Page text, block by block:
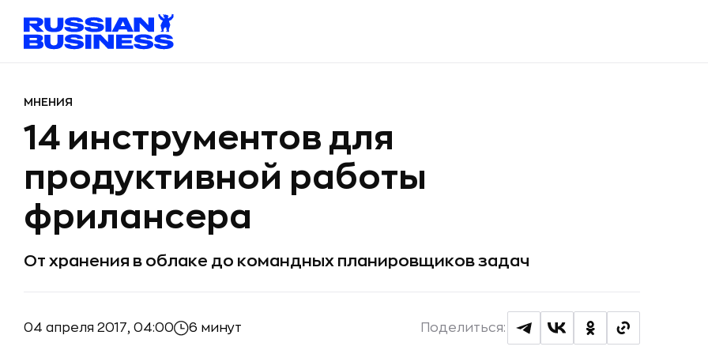
МНЕНИЯ
14 инструментов для
продуктивной работы
фрилансера
От хранения в облаке до командных планировщиков задач
04 апреля 2017, 04:00 6 минут Поделиться: